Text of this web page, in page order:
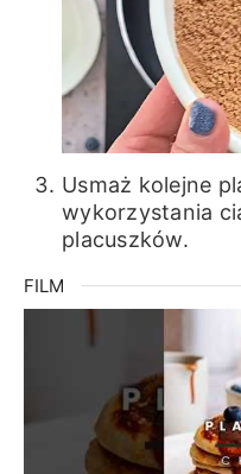
Usmaż kolejne
wykorzystania
placuszków.
FILM